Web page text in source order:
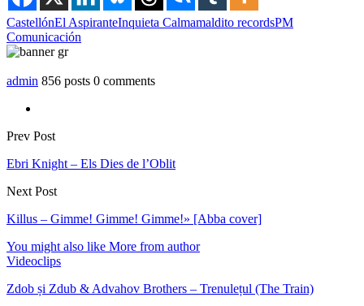
CastellónEl AspiranteInquieta Calmamaldito recordsPM
Comunicación
admin 856 posts 0 comments
Prev Post
Ebri Knight – Els Dies de l’Oblit
Next Post
Killus – Gimme! Gimme! Gimme!» [Abba cover]
You might also like More from author
Videoclips
Zdob și Zdub & Advahov Brothers – Trenulețul (The Train)